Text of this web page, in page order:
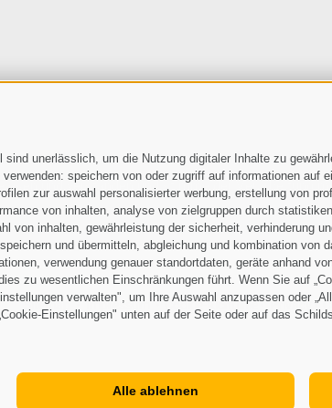
unerlässlich, um die Nutzung digitaler Inhalte zu
speichern von oder zugriff auf informationen auf
zur auswahl personalisierter werbung, erstellung von
von inhalten, analyse von zielgruppen durch
von inhalten, gewährleistung der sicherheit, verhinderung
und übermitteln, abgleichung und kombination von
verwendung genauer standortdaten, geräte anhand
zu wesentlichen Einschränkungen führt. Wenn Sie auf
verwalten", um Ihre Auswahl anzupassen oder
Einstellungen" unten auf der Seite oder auf das
Alle ablehnen
und verstanden und stimme der Verarbeitung
Sitemap Impressum Cookie-Richtlinie Privacy •